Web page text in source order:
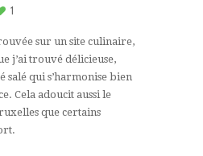
1
sur un site culinaire,
j’ai trouvé délicieuse,
salé qui s’harmonise bien
Cela adoucit aussi le
que certains